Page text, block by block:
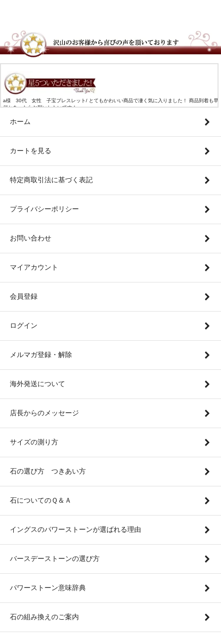
モ
寧
a様 30代 女性 子宝ブレスレット/ とてもかわいい商品で凄く気に入りました！ 商品到着も早く
何かあったらお願いしたいです！
ホーム
カートを見る
特定商取引法に基づく表記
プライバシーポリシー
お問い合わせ
マイアカウント
会員登録
ログイン
メルマガ登録・解除
海外発送について
店長からのメッセージ
サイズの測り方
石の選び方 つきあい方
石についてのＱ＆Ａ
イングスのパワーストーンが選ばれる理由
バースデーストーンの選び方
パワーストーン意味辞典
石の組み換えのご案内